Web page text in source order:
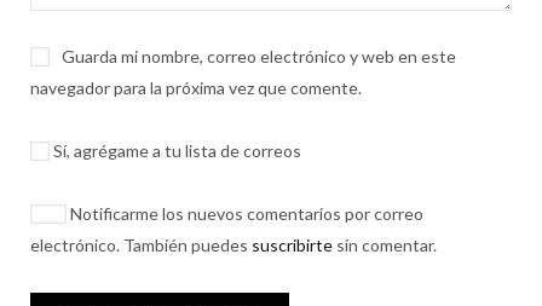
Guarda mi nombre, correo electrónico y web en este
navegador para la próxima vez que comente.
Sí, agrégame a tu lista de correos
Notificarme los nuevos comentarios por correo
electrónico. También puedes suscribirte sin comentar.